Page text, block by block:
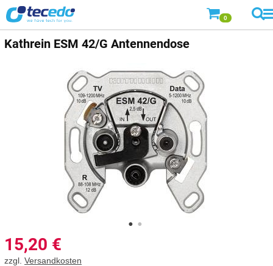
0
Kathrein ESM 42/G Antennendose
15,20 €
zzgl. Versandkosten